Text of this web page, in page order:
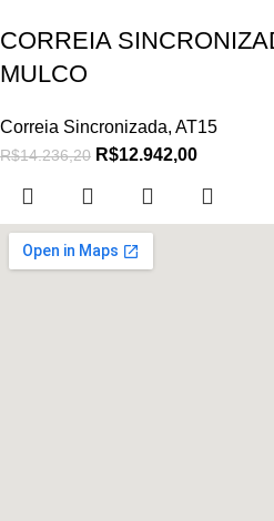
CORREIA
MULCO
Correia Sincronizada, AT15
R$14.236,20 R$12.942,00